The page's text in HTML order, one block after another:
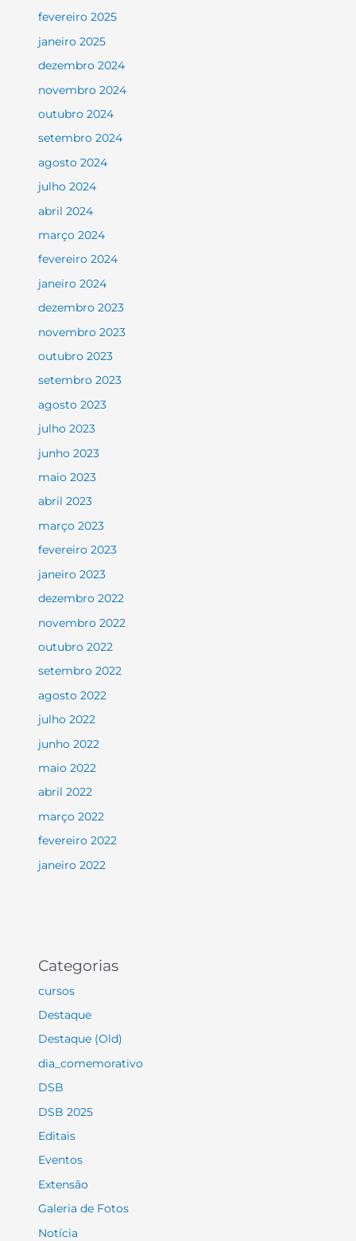
fevereiro 2025
janeiro 2025
dezembro 2024
novembro 2024
outubro 2024
setembro 2024
agosto 2024
julho 2024
abril 2024
março 2024
fevereiro 2024
janeiro 2024
dezembro 2023
novembro 2023
outubro 2023
setembro 2023
agosto 2023
julho 2023
junho 2023
maio 2023
abril 2023
março 2023
fevereiro 2023
janeiro 2023
dezembro 2022
novembro 2022
outubro 2022
setembro 2022
agosto 2022
julho 2022
junho 2022
maio 2022
abril 2022
março 2022
fevereiro 2022
janeiro 2022
Categorias
cursos
Destaque
Destaque (Old)
dia_comemorativo
DSB
DSB 2025
Editais
Eventos
Extensão
Galeria de Fotos
Notícia